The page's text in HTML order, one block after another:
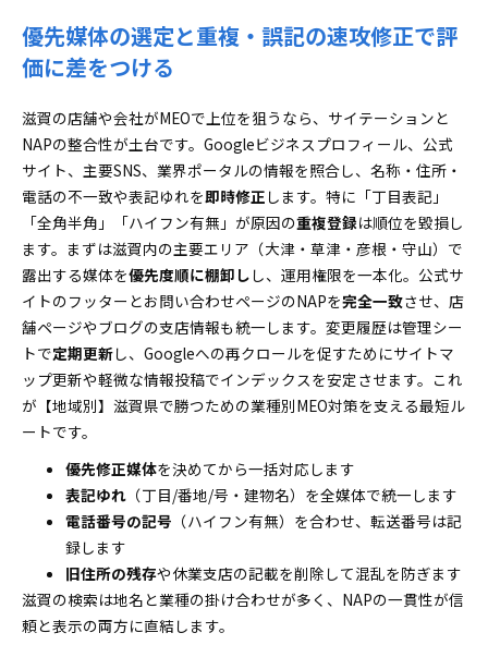
優先媒体の選定と重複・誤記の速攻修正で評
価に差をつける
滋賀の店舗や会社がMEOで上位を狙うなら、サイテーションと
NAPの整合性が土台です。Googleビジネスプロフィール、公式
サイト、主要SNS、業界ポータルの情報を照合し、名称・住所・
電話の不一致や表記ゆれを即時修正 します。特に「丁目表記」
「全角半角」「ハイフン有無」が原因の重複登録は順位を毀損し
ます。まずは滋賀内の主要エリア（大津・草津・彦根・守山）で
露出する媒体を優先度順に棚卸し し、運用権限を一本化。公式サ
イトのフッターとお問い合わせページのNAPを完全一致させ、店
舗ページやブログの支店情報も統一します。変更履歴は管理シー
トで定期更新し、Googleへの再クロールを促すためにサイトマ
ップ更新や軽微な情報投稿でインデックスを安定させます。これ
が【地域別】滋賀県で勝つための業種別MEO対策を支える最短ル
ートです。
優先修正媒体を決めてから一括対応します
表記ゆれ （丁目/番地/号・建物名）を全媒体で統一します
電話番号の記号 （ハイフン有無）を合わせ、転送番号は記
録します
旧住所の残存や休業支店の記載を削除して混乱を防ぎます
滋賀の検索は地名と業種の掛け合わせが多く、NAPの一貫性が信
頼と表示の両方に直結します。